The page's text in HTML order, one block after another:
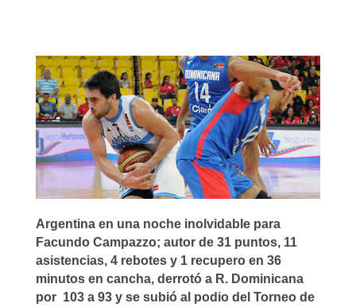
Argentina en una noche inolvidable para
Facundo Campazzo; autor de 31 puntos, 11
asistencias, 4 rebotes y 1 recupero en 36
minutos en cancha, derrotó a R. Dominicana
por 103 a 93 y se subió al podio del Torneo de